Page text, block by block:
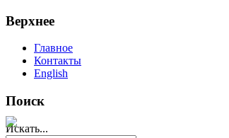
Верхнее
Главное
Контакты
English
Поиск
Искать...